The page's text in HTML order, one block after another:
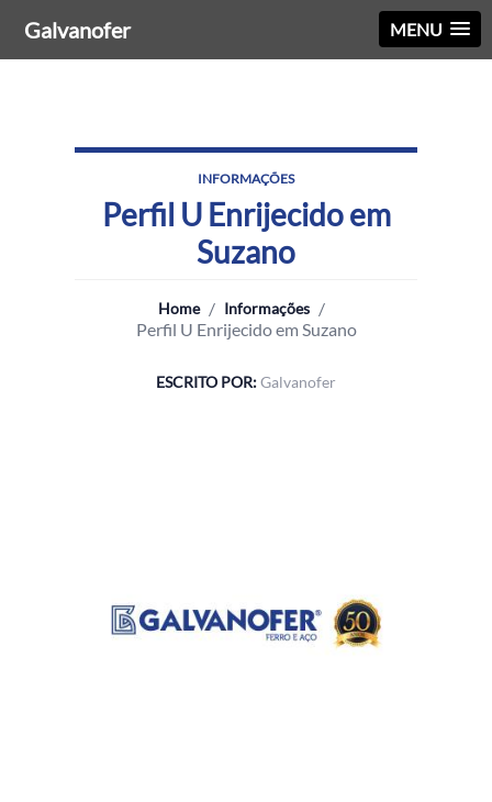
Galvanofer MENU
INFORMAÇÕES
Perfil U Enrijecido em
Suzano
Home / Informações /
Perfil U Enrijecido em Suzano
ESCRITO POR:Galvanofer